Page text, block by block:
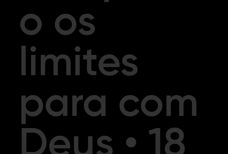
o os
limites
para com
Deus • 18